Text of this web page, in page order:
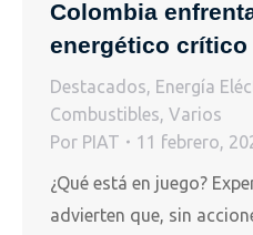
Colombia
energético crítico
Destacados, Energía
Combustibles, Varios
Por PIAT 11 febrero,
¿Qué está en juego?
advierten que, sin